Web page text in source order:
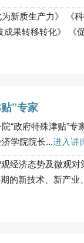
新质生产力》 《
成果转移转化》 《
”专家
“政府特殊津贴”专
学院院长...进入讲
经济态势及微观
的新技术、新产